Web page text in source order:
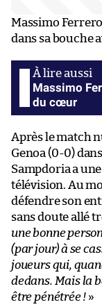
Massimo
dans sa bouche
Massimo
du cœur
Après le match
Genoa (0-0)
Sampdoria a
télévision. Au
défendre son
sans doute allé
une bonne
(par jour) à se
joueurs qui,
dedans. Mais la
être pénétrée ! »